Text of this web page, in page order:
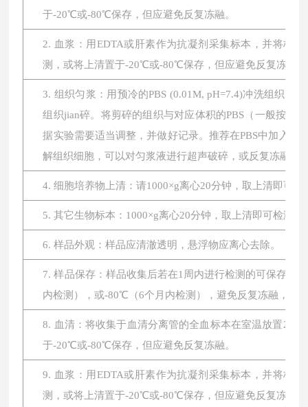
于-20℃或-80℃保存，但应避免反复冻融。
2. 血浆：用EDTA或肝素作为抗凝剂采集标本，并将标
测，或将上清置于-20℃或-80℃保存，但应避免反复冻融。
3. 组织匀浆：用预冷的PBS (0.01M, pH=7.4)冲洗组织，
组织jian碎。将剪碎的组织与对应体积的PBS（一般按
据实验需要适当调整，并做好记录。推荐在PBS中加入
解组织细胞，可以对匀浆液进行超声破碎，或反复冻融。
4. 细胞培养物上清：请1000×g离心20分钟，取上清即可
5. 其它生物标本：1000×g离心20分钟，取上清即可检测。
6. 样品外观：样品应清澈透明，悬浮物应离心去除。
7. 样品保存：样品收集后若在1周内进行检测的可保存
内检测），或-80℃（6个月内检测），避免反复冻融，标
8. 血清：将收集于血清分离管的全血标本在室温放置2小
于-20℃或-80℃保存，但应避免反复冻融。
9. 血浆：用EDTA或肝素作为抗凝剂采集标本，并将标
测，或将上清置于-20℃或-80℃保存，但应避免反复冻融。